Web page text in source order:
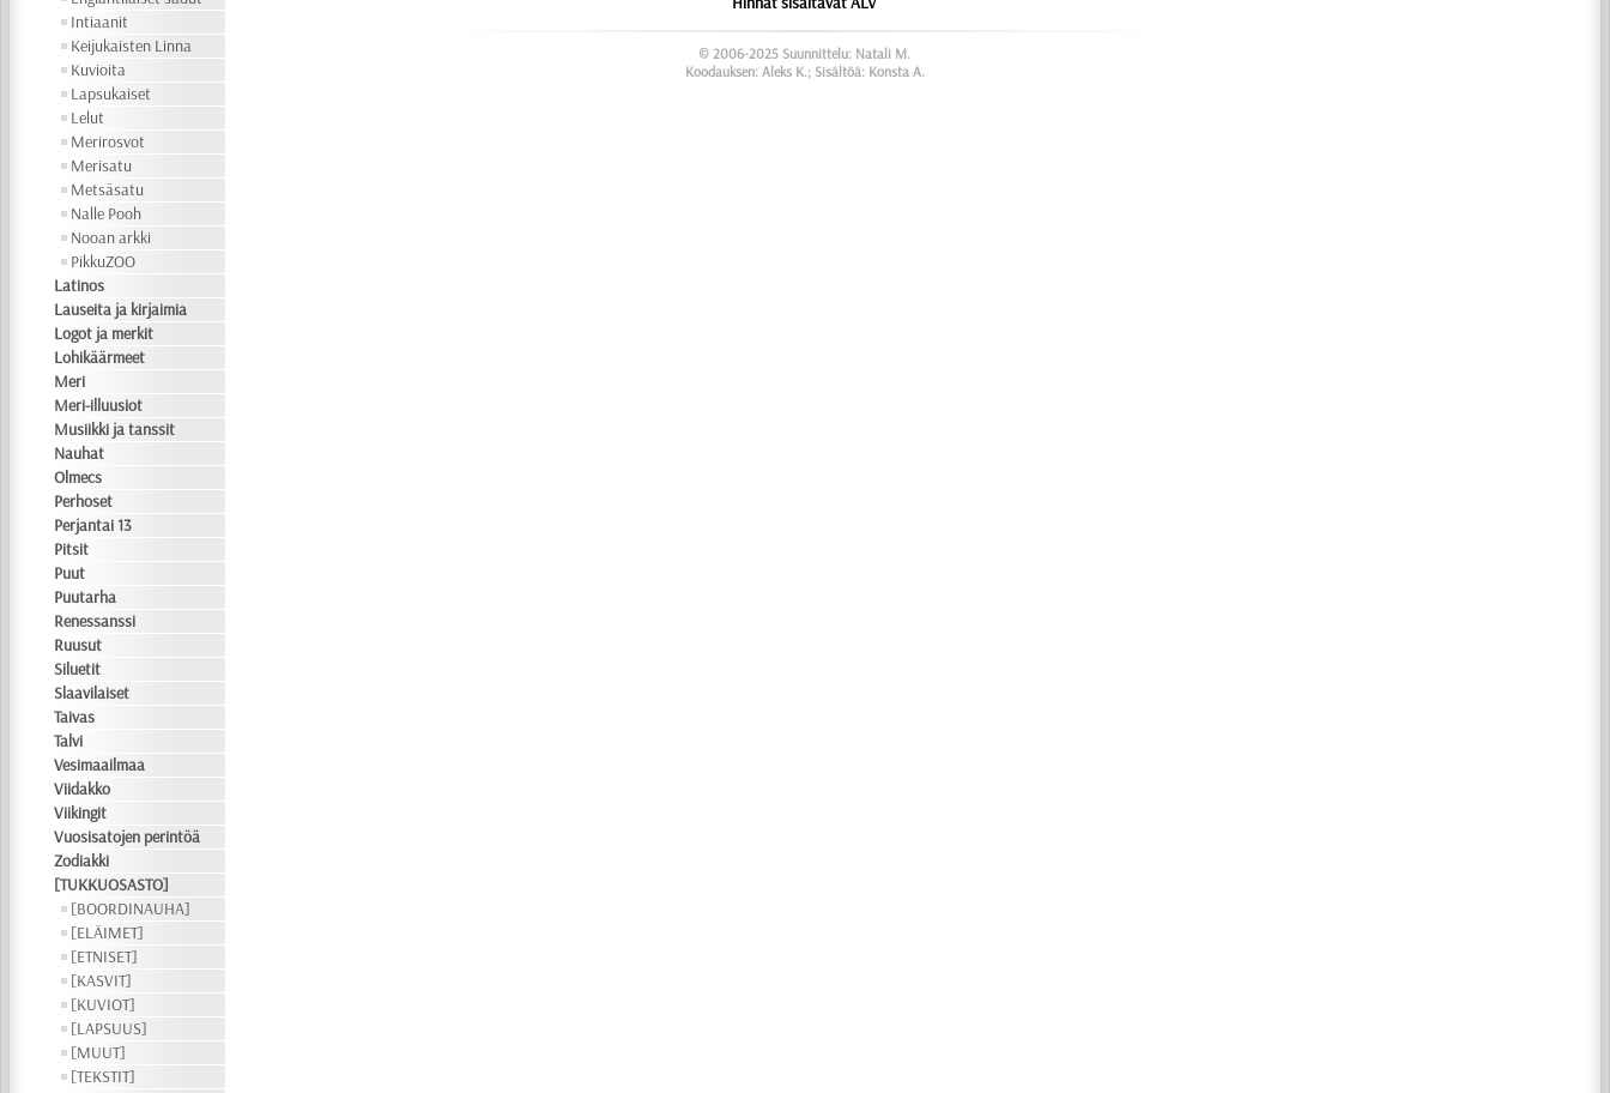
Intiaanit
Keijukaisten Linna
Kuvioita
Lapsukaiset
Lelut
Merirosvot
Merisatu
Metsäsatu
Nalle Pooh
Nooan arkki
PikkuZOO
Latinos
Lauseita ja kirjaimia
Logot ja merkit
Lohikäärmeet
Meri
Meri-illuusiot
Musiikki ja tanssit
Nauhat
Olmecs
Perhoset
Perjantai 13
Pitsit
Puut
Puutarha
Renessanssi
Ruusut
Siluetit
Slaavilaiset
Taivas
Talvi
Vesimaailmaa
Viidakko
Viikingit
Vuosisatojen perintöä
Zodiakki
[TUKKUOSASTO]
[BOORDINAUHA]
[ELÄIMET]
[ETNISET]
[KASVIT]
[KUVIOT]
[LAPSUUS]
[MUUT]
[TEKSTIT]
© 2006-2025 Suunnittelu: Natali M.
Koodauksen: Aleks K.; Sisältöä: Konsta A.